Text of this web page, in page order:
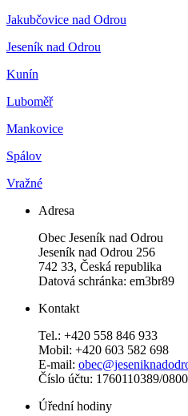
Jakubčovice nad Odrou
Jeseník nad Odrou
Kunín
Luboměř
Mankovice
Spálov
Vražné
Adresa
Obec Jeseník nad Odrou
Jeseník nad Odrou 256
742 33, Česká republika
Datová schránka: em3br89
Kontakt
Tel.: +420 558 846 933
Mobil: +420 603 582 698
E-mail:
Číslo účtu: 1760110389/0800
Úřední hodiny